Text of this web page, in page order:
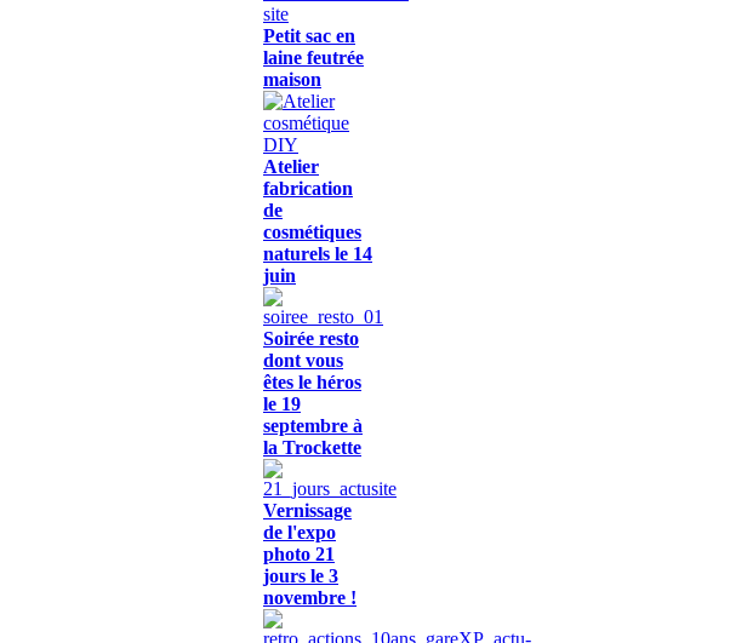
Petit sac en
laine feutrée
maison
Atelier
fabrication
de
cosmétiques
naturels le 14
juin
Soirée resto
dont vous
êtes le héros
le 19
septembre à
la Trockette
Vernissage
de l'expo
photo 21
jours le 3
novembre !